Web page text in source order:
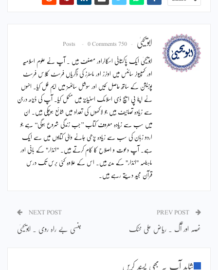
ابویحییٰ 750 Posts
0 Comments
ابویحییٰ ایک پاکستانی اسکالراور مصنف ہیں ۔ آپ نے علوم اسلامیہ
اور کمپیوٹر سائنس میں اونرز اور ماسٹرز کی ڈگریاں فرسٹ کلاس فرسٹ
پوزیشن کے ساتھ حاصل کیں اور سوشل سائنسز میں ایم فل کیا۔ انہوں
نے اپنا پی ایچ ڈی اسلامک اسٹیڈیز میں مکمل کیا۔ آپ کی ڈیڑھ درجن
سے زیادہ تصانیف ہیں جو لاکھوں کی تعداد میں شائع ہوچکی ہیں۔ ان
میں سب سے زیادہ معروف کتاب ’’جب زندگی شروع ہوگی‘‘ ہے جو
اردو زبان کی سب سے زیادہ پڑھی جانے والی کتابوں میں سے ایک
ہے۔ آپ دعوت و اصلاح کا کام کرتے ہیں۔ "انذار" کے بانی اور
ماہنامہ "انذار" کے مدیر ہیں۔ اس کے علاوہ کئی برس تک درس
قرآن مجید دیتے رہے ہیں۔
غصہ اور آگ ۔ ریاض علی خٹک
NEXT POST
جنسی بے راہ روی ۔ ابویحییٰ
شاید آپ یہ بھی پسند کریں